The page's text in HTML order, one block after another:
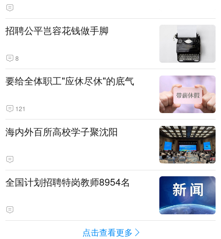
招聘公平岂容花钱做手脚
8
要给全体职工"应休尽休"的底气
121
海内外百所高校学子聚沈阳
全国计划招聘特岗教师8954名
点击查看更多